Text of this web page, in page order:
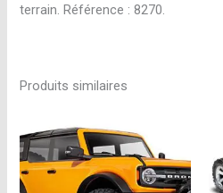
terrain. Référence : 8270.
Produits similaires